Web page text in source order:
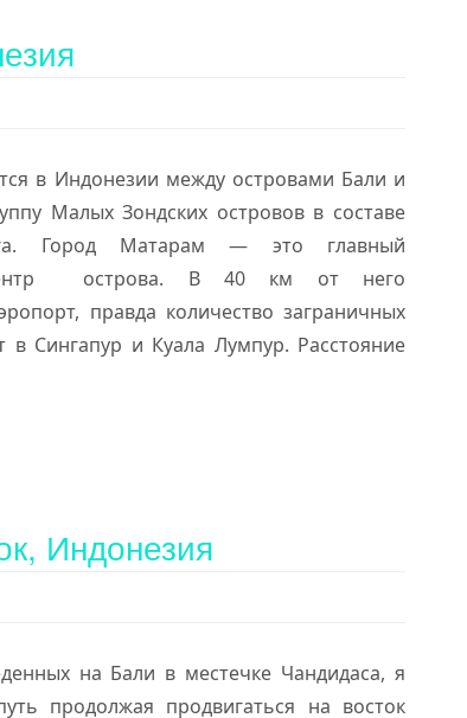
в Индонезии между островами Бали и
Малых Зондских островов в составе
Город Матарам — это главный
центр острова. В 40 км от него
правда количество заграничных
Сингапур и Куала Лумпур. Расстояние
Индонезия
на Бали в местечке Чандидаса, я
продолжая продвигаться на восток